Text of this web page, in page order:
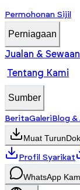
Permohonan Sijil
Perniagaan
Jualan &
Tentang Kami
Sumber
BeritaGaleri Blog &
Muat Turun
Profil Syarikat
WhatsApp